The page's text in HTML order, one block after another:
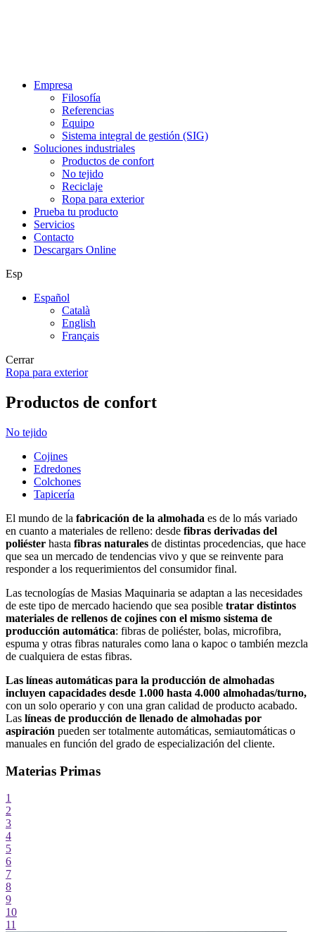
Empresa
Filosofía
Referencias
Equipo
Sistema integral de gestión (SIG)
Soluciones industriales
Productos de confort
No tejido
Reciclaje
Ropa para exterior
Prueba tu producto
Servicios
Contacto
Descargars Online
Esp
Español
Català
English
Français
Cerrar
Ropa para exterior
Productos de confort
No tejido
Cojines
Edredones
Colchones
Tapicería
El mundo de la fabricación de la almohada es de lo más variado
en cuanto a materiales de relleno: desde fibras derivadas del
poliéster hasta fibras naturales de distintas procedencias, que hace
que sea un mercado de tendencias vivo y que se reinvente para
responder a los requerimientos del consumidor final.
Las tecnologías de Masias Maquinaria se adaptan a las necesidades
de este tipo de mercado haciendo que sea posible tratar distintos
materiales de rellenos de cojines con el mismo sistema de
producción automática: fibras de poliéster, bolas, microfibra,
espuma y otras fibras naturales como lana o kapoc o también mezcla
de cualquiera de estas fibras.
Las líneas automáticas para la producción de almohadas
incluyen capacidades desde 1.000 hasta 4.000 almohadas/turno,
con un solo operario y con una gran calidad de producto acabado.
Las líneas de producción de llenado de almohadas por
aspiración pueden ser totalmente automáticas, semiautomáticas o
manuales en función del grado de especialización del cliente.
Materias Primas
1
2
3
4
5
6
7
8
9
10
11